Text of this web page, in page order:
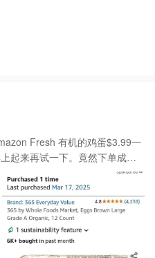
Fresh 有机的鸡蛋$3.99一
起来再试一下。竟然下单成